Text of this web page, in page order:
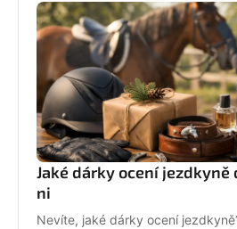
Jaké dárky ocení jezdkyně
ni
Nevíte, jaké dárky ocení